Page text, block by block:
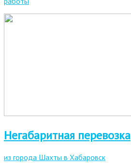
Негабаритная перевозка
из города Шахты в Хабаровск